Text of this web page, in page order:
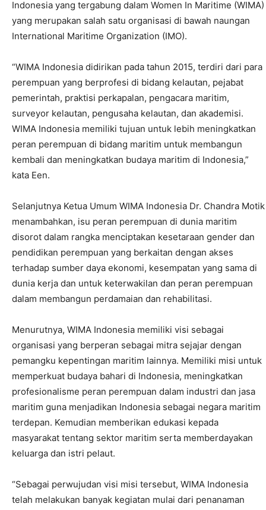
Indonesia yang tergabung dalam Women In Maritime (WIMA)
yang merupakan salah satu organisasi di bawah naungan
International Maritime Organization (IMO).
“WIMA Indonesia didirikan pada tahun 2015, terdiri dari para
perempuan yang berprofesi di bidang kelautan, pejabat
pemerintah, praktisi perkapalan, pengacara maritim,
surveyor kelautan, pengusaha kelautan, dan akademisi.
WIMA Indonesia memiliki tujuan untuk lebih meningkatkan
peran perempuan di bidang maritim untuk membangun
kembali dan meningkatkan budaya maritim di Indonesia,”
kata Een.
Selanjutnya Ketua Umum WIMA Indonesia Dr. Chandra Motik
menambahkan, isu peran perempuan di dunia maritim
disorot dalam rangka menciptakan kesetaraan gender dan
pendidikan perempuan yang berkaitan dengan akses
terhadap sumber daya ekonomi, kesempatan yang sama di
dunia kerja dan untuk keterwakilan dan peran perempuan
dalam membangun perdamaian dan rehabilitasi.
Menurutnya, WIMA Indonesia memiliki visi sebagai
organisasi yang berperan sebagai mitra sejajar dengan
pemangku kepentingan maritim lainnya. Memiliki misi untuk
memperkuat budaya bahari di Indonesia, meningkatkan
profesionalisme peran perempuan dalam industri dan jasa
maritim guna menjadikan Indonesia sebagai negara maritim
terdepan. Kemudian memberikan edukasi kepada
masyarakat tentang sektor maritim serta memberdayakan
keluarga dan istri pelaut.
“Sebagai perwujudan visi misi tersebut, WIMA Indonesia
telah melakukan banyak kegiatan mulai dari penanaman